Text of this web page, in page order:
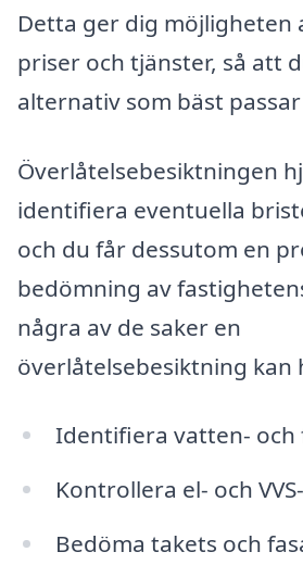
Detta ger dig möjligheten
priser och tjänster, så att
alternativ som bäst
Överlåtelsebesiktningen
identifiera eventuella
och du får dessutom en
bedömning av
några av de saker en
överlåtelsebesiktning kan
Identifiera vatten- och
Kontrollera el- och
Bedöma takets och